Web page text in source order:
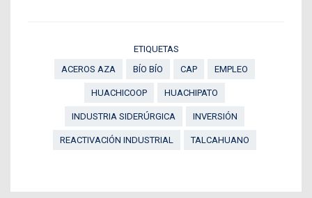
ETIQUETAS
ACEROS AZA
BÍO BÍO CAP EMPLEO
HUACHICOOP HUACHIPATO
INDUSTRIA SIDERÚRGICA INVERSIÓN
REACTIVACIÓN INDUSTRIAL TALCAHUANO